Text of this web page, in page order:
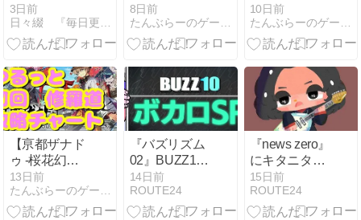
セット紹介！
Alpen Tokyo・
COCO壱番
ビルディン
グ・ランドク
ルーザー導入
レポート
3日前
日々綴 『毎日更新し続けるブログ』
金稼ぎ方法 お
すすめ
8日前
たんぶらーのゲーム実況『裏』部屋
ムバランス変
化で起こった
現象考察
10日前
たんぶらーのゲーム実況『裏』部屋
【亰都ザナド
ゥ -桜花幻
舞-】ゆるっと
初回「修羅
道」攻略チャ
13日前
たんぶらーのゲーム実況『裏』部屋
『バズリズム
02』BUZZ10
ボカロSP【前
編】
14日前
ROUTE24
『news zero』
にキタニタツ
ヤ ボカロ曲
『芥の部屋は
錆色に沈む』
15日前
ROUTE24